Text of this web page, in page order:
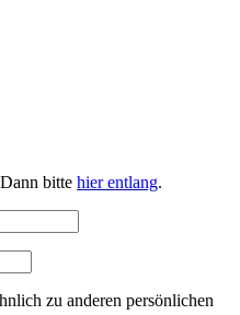
bitte hier entlang.
zu anderen persönlichen